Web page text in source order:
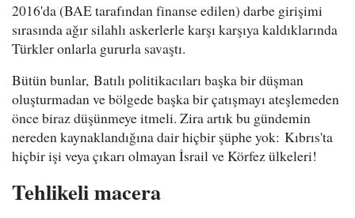
2016'da (BAE tarafından finanse edilen) darbe girişimi
sırasında ağır silahlı askerlerle karşı karşıya kaldıklarında
Türkler onlarla gururla savaştı.
Bütün bunlar, Batılı politikacıları başka bir düşman
oluşturmadan ve bölgede başka bir çatışmayı ateşlemeden
önce biraz düşünmeye itmeli. Zira artık bu gündemin
nereden kaynaklandığına dair hiçbir şüphe yok: Kıbrıs'ta
hiçbir işi veya çıkarı olmayan İsrail ve Körfez ülkeleri!
Tehlikeli macera